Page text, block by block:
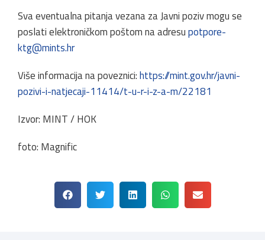
Sva eventualna pitanja vezana za Javni poziv mogu se
poslati elektroničkom poštom na adresupotpore-
ktg@mints.hr
Više informacija na poveznici:https://mint.gov.hr/javni-
pozivi-i-natjecaji-11414/t-u-r-i-z-a-m/22181
Izvor: MINT / HOK
foto: Magnific